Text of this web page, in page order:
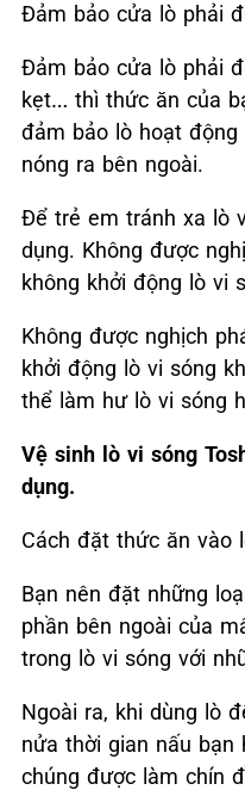
Đảm bảo cửa lò phải
Đảm bảo cửa lò phải
kẹt… thì thức ăn của
đảm bảo lò hoạt
nóng ra bên ngoài.
Để trẻ em tránh xa lò
dụng. Không được
không khởi động lò vi
Không được nghịch
khởi động lò vi sóng
thể làm hư lò vi sóng
Vệ sinh lò vi sóng
dụng.
Cách đặt thức ăn vào
Bạn nên đặt những
phần bên ngoài của
trong lò vi sóng với
Ngoài ra, khi dùng lò
nửa thời gian nấu
chúng được làm chín